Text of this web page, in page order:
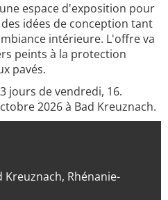
espace d'exposition pour
idées de conception tant
intérieure. L'offre va
peints à la protection
pavés.
jours de vendredi, 16.
2026 à Bad Kreuznach.
Kreuznach, Rhénanie-